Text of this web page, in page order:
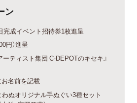
ン
完成イベント招待券1枚進呈
円）進呈
ーティスト集団 C-DEPOTのキセキ』
名前を記載
ぬオリジナル手ぬぐい3種セット